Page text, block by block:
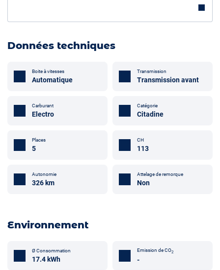
Données techniques
Boite à vitesses
Automatique
Transmission
Transmission avant
Carburant
Electro
Catégorie
Citadine
Places
5
CH
113
Autonomie
326 km
Attelage de remorque
Non
Environnement
Ø Consommation
17.4 kWh
Emission de CO2
-